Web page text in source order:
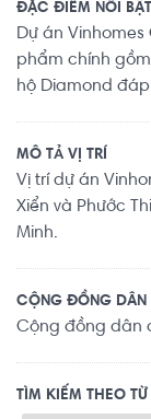
ĐẶC ĐIỂM NỔI BẬT
Dự án
phẩm chính
hộ Diamond
MÔ TẢ VỊ TRÍ
Vị trí dự án
Xiển và Phước
Minh.
CỘNG ĐỒNG DÂN
Cộng đồng dân
TÌM KIẾM THEO